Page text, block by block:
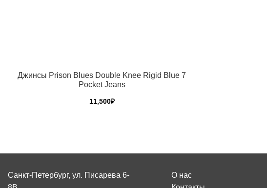
Джинсы Prison Blues Double Knee Rigid Blue 7
Pocket Jeans
11,500₽
несколько
Опции
Санкт-Петербург, ул. Писарева 6-
О нас